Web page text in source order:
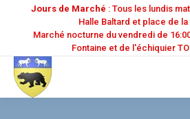
Jours de Marché : Tous les lundis
Halle Baltard et place de la
Marché nocturne du vendredi de
Fontaine et de l'échiquier